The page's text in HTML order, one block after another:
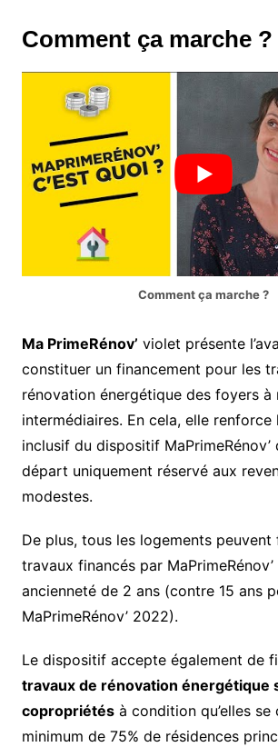
Comment ça marche ?
Comment ça marche ?
Ma PrimeRénov’ violet présente
constituer un financement pour les
rénovation énergétique des foyers à
intermédiaires. En cela, elle renforce
inclusif du dispositif MaPrimeRénov’
départ uniquement réservé aux
modestes.
De plus, tous les logements peuvent
travaux financés par MaPrimeRénov’
ancienneté de 2 ans (contre 15 ans
MaPrimeRénov’ 2022).
Le dispositif accepte également de
travaux de rénovation énergétique
copropriétésà condition qu’elles se
minimum de 75% de résidences